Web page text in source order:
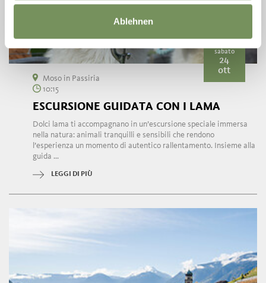
Ablehnen
sabato
24
ott
Moso in Passiria
10:15
ESCURSIONE GUIDATA CON I LAMA
Dolci lama ti accompagnano in un’escursione speciale immersa
nella natura: animali tranquilli e sensibili che rendono
l’esperienza un momento di autentico rallentamento. Insieme alla
guida ...
LEGGI DI PIÙ